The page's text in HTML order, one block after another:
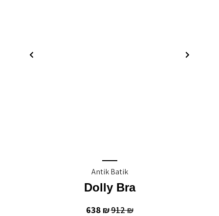
Antik Batik
Dolly Bra
912₪
638 ₪